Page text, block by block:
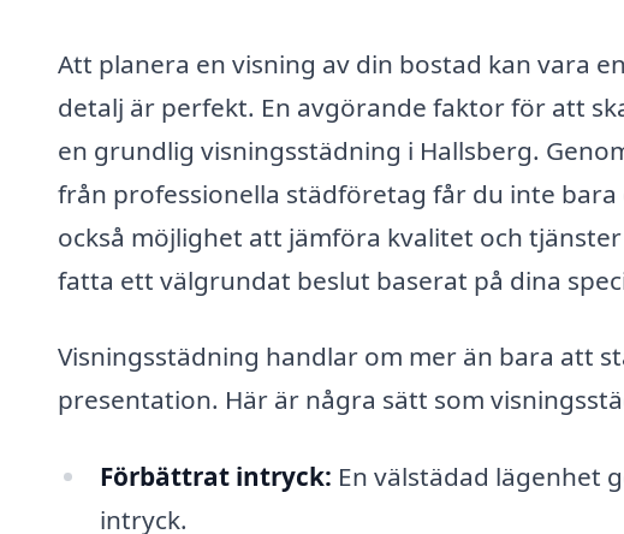
Att planera en visning av din bostad kan vara
detalj är perfekt. En avgörande faktor för att
en grundlig visningsstädning i Hallsberg.
från professionella städföretag får du inte
också möjlighet att jämföra kvalitet och
fatta ett välgrundat beslut baserat på dina
Visningsstädning handlar om mer än bara att
presentation. Här är några sätt som
Förbättrat intryck: En välstädad lägenhet
intryck.